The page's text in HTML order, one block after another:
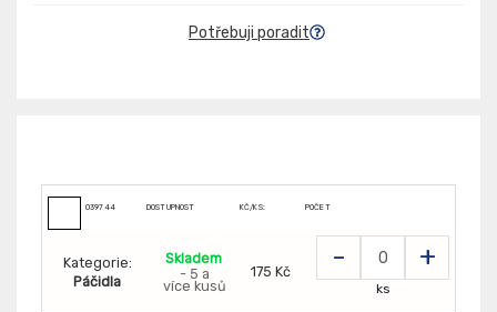
Potřebuji poradit
039744 DOSTUPNOST KČ/KS: POČET
Kategorie:
Páčidla
Skladem
- 5 a
více kusů
175 Kč - +
ks